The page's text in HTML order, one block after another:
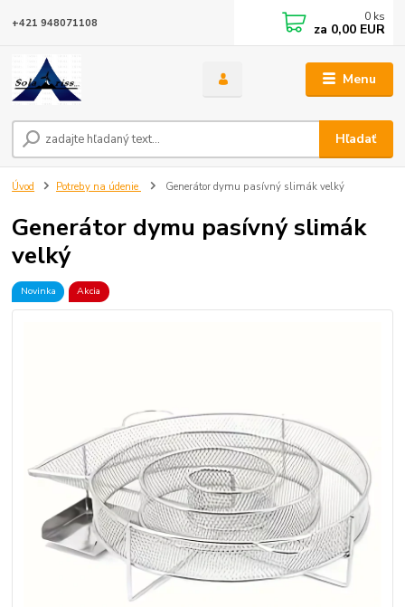
Menu
Hľadať
+421 948071108 0 ks
za 0,00 EUR
Úvod Potreby na údenie Generátor dymu pasívný slimák velký
Generátor dymu pasívný slimák
velký
Novinka Akcia